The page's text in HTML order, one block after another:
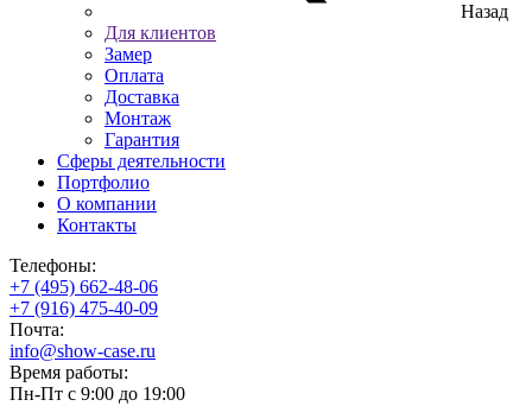
Назад
Для клиентов
Замер
Оплата
Доставка
Монтаж
Гарантия
Сферы деятельности
Портфолио
О компании
Контакты
Телефоны:
+7 (495) 662-48-06
+7 (916) 475-40-09
Почта:
info@show-case.ru
Время работы:
Пн-Пт с 9:00 до 19:00